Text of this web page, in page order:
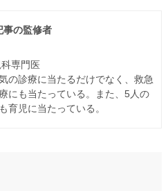
事の監修者
科専門医
の診療に当たるだけでなく、救急
にも当たっている。また、5人の
育児に当たっている。